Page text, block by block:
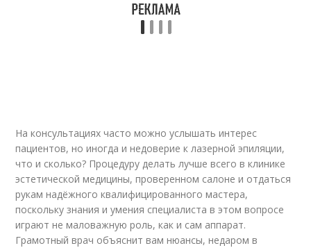
На консультациях часто можно услышать интерес
пациентов, но иногда и недоверие к лазерной эпиляции,
что и сколько? Процедуру делать лучше всего в клинике
эстетической медицины, проверенном салоне и отдаться
рукам надёжного квалифицированного мастера,
поскольку знания и умения специалиста в этом вопросе
играют не маловажную роль, как и сам аппарат.
Грамотный врач объяснит вам нюансы, недаром в